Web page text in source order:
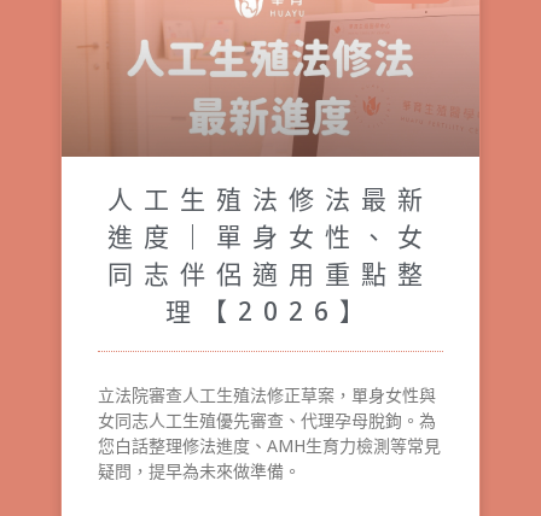
人工生殖法修法最新
進度｜單身女性、女
同志伴侶適用重點整
理【2026】
立法院審查人工生殖法修正草案，單身女性與
女同志人工生殖優先審查、代理孕母脫鉤。為
您白話整理修法進度、AMH生育力檢測等常見
疑問，提早為未來做準備。